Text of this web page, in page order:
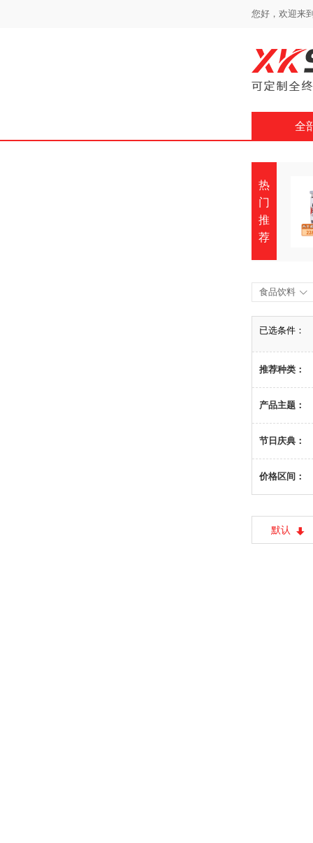
您好，欢迎来
全
热
门
推
荐
食品饮料 
已选条件：
推荐种类：
产品主题：
节日庆典：
价格区间：
默认 